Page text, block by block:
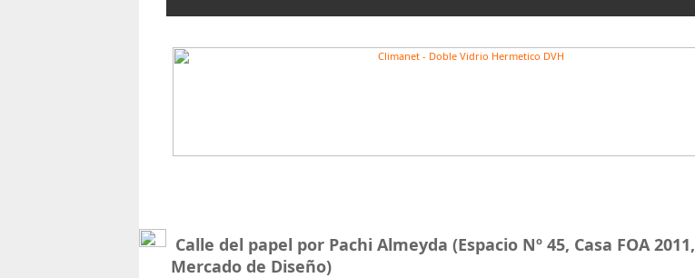
Calle del papel por Pachi Almeyda (Espacio Nº 45, Casa FOA 2011,
Mercado de Diseño)